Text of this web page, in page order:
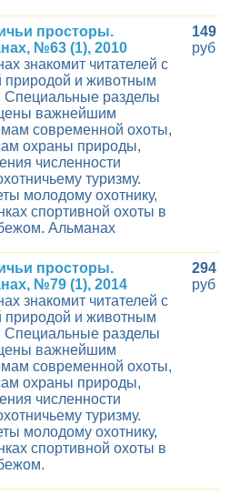
просторы.
№63 (1), 2010
знакомит читателей с
природой и животным
Специальные разделы
важнейшим
современной охоты,
охраны природы,
численности
туризму.
молодому охотнику,
спортивной охоты в
Альманах
149
руб
просторы.
№79 (1), 2014
знакомит читателей с
природой и животным
Специальные разделы
важнейшим
современной охоты,
охраны природы,
численности
туризму.
молодому охотнику,
спортивной охоты в
294
руб